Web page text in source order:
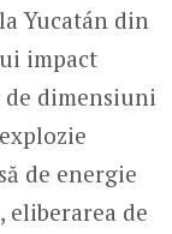
Yucatán din
impact
dimensiuni
de energie
de